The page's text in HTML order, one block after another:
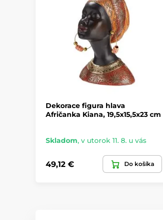
Dekorace figura hlava
Afričanka Kiana, 19,5x15,5x23 cm
Skladom, v utorok 11. 8. u vás
49,12 € Do košíka